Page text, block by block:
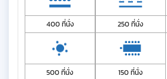
400 ที่นั่ง 250 ที่นั่ง
500 ที่นั่ง 150 ที่นั่ง